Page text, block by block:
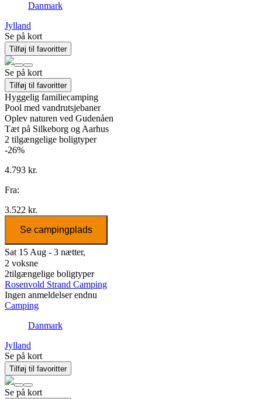
Danmark
Jylland
Se på kort
Tilføj til favoritter
Se på kort
Tilføj til favoritter
Hyggelig familiecamping
Pool med vandrutsjebaner
Oplev naturen ved Gudenåen
Tæt på Silkeborg og Aarhus
2 tilgængelige boligtyper
-26%
4.793 kr.
Fra:
3.522 kr.
Se campingplads
Sat 15 Aug - 3 nætter,
2 voksne
2tilgængelige boligtyper
Rosenvold Strand Camping
Ingen anmeldelser endnu
Camping
Danmark
Jylland
Se på kort
Tilføj til favoritter
Se på kort